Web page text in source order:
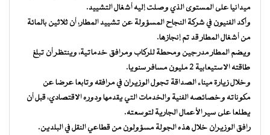
ميدانيا على المستوى الذي وصلت إليه أشغال التشييد.
وأكد الفنيون في شركة النجاح المسؤولة عن تشييد المطار، أن ثلاثين بالمائة
من أشغال المطار قد تم إنجازها.
ويضم المطار مدرجين ومحطة للركاب ومرافق خدماتية، وينتظر أن تبلغ
طاقته الاستيعابية 2 مليون مسافر سنويا.
وخلال زيارة ميناء الصداقة تجول الوزيران في مرافقه وتابعا عرضا عن
مكوناته وخصائصه الفنية والخدمات التي يقدمها ودوره الاقتصادي، قبل أن
يطلعا على سير الأعمال الجارية لتوسعته.
رافق الوزيران خلال هذه الجولة مسؤولون من قطاعي النقل في البلدين.